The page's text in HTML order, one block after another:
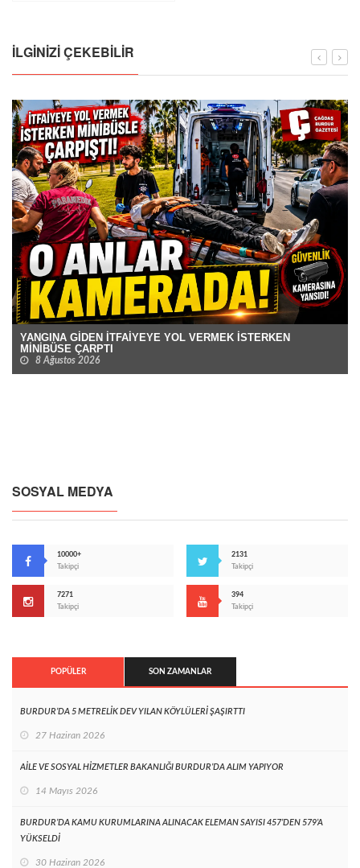
İLGINIZI ÇEKEBILIR
YANGINA GİDEN İTFAİYEYE YOL VERMEK İSTERKEN
MİNİBÜSE ÇARPTI
8 Ağustos 2026
SOSYAL MEDYA
10000+
Takipçi
2131
Takipçi
7271
Takipçi
394
Takipçi
POPÜLER SON ZAMANLAR
BURDUR’DA 5 METRELİK DEV YILAN KÖYLÜLERİ ŞAŞIRTTI
27 Haziran 2026
AİLE VE SOSYAL HİZMETLER BAKANLIĞI BURDUR’DA ALIM YAPIYOR
14 Mayıs 2026
BURDUR’DA KAMU KURUMLARINA ALINACAK ELEMAN SAYISI 457’DEN 579’A
YÜKSELDİ
30 Haziran 2026